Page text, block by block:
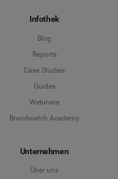
Infothek
Blog
Reports
Case Studies
Guides
Webinare
Brandwatch Academy
Unternehmen
Über uns